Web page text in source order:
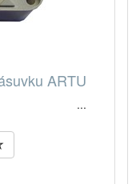
ARTU
25% !!! ...